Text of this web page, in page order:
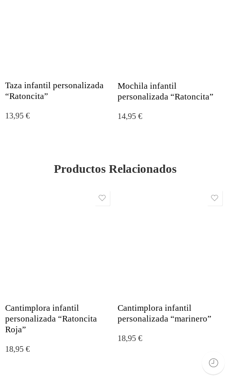
Taza infantil personalizada
“Ratoncita”
13,95 €
Mochila infantil
personalizada “Ratoncita”
14,95 €
Productos Relacionados
Cantimplora infantil
personalizada “Ratoncita
Roja”
18,95 €
Cantimplora infantil
personalizada “marinero”
18,95 €